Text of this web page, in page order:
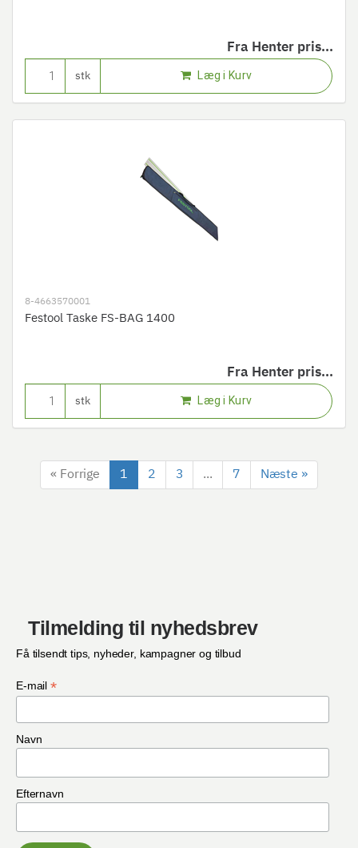
Fra Henter pris...
stk Læg i Kurv
8-4663570001
Festool Taske FS-BAG 1400
Fra Henter pris...
stk Læg i Kurv
« Forrige 1 2 3 ... 7 Næste »
Tilmelding til nyhedsbrev
Få tilsendt tips, nyheder, kampagner og tilbud
E-mail *
Navn
Efternavn